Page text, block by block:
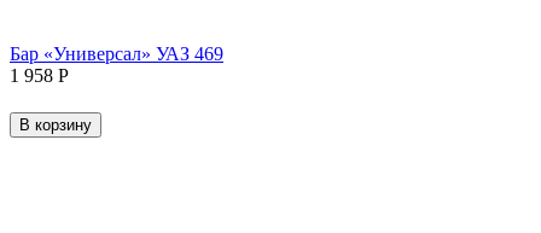
Бар «Универсал» УАЗ 469
1 958 Р
В корзину